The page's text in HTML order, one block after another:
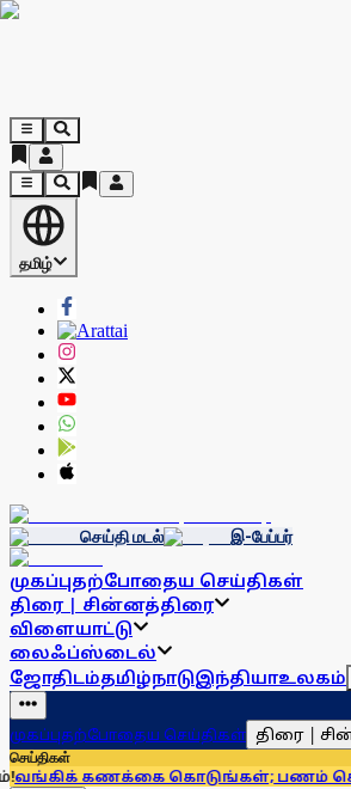
தமிழ்
செய்தி மடல் இ-பேப்பர்
முகப்புதற்போதைய செய்திகள்
திரை | சின்னத்திரை
விளையாட்டு
லைஃப்ஸ்டைல்
ஜோதிடம்தமிழ்நாடுஇந்தியாஉலகம்
முகப்புதற்போதைய செய்திகள் திரை |
செய்திகள்
கொடுங்கள்; பணம்